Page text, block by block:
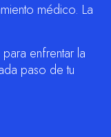
médico. La
enfrentar la
paso de tu